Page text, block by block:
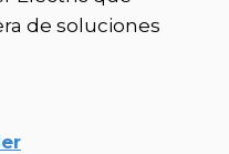
de soluciones